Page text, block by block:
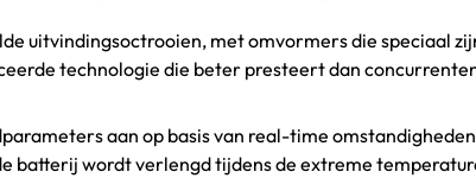
uitvindingsoctrooien, met omvormers die speciaal
technologie die beter presteert dan
aan op basis van real-time
batterij wordt verlengd tijdens de extreme